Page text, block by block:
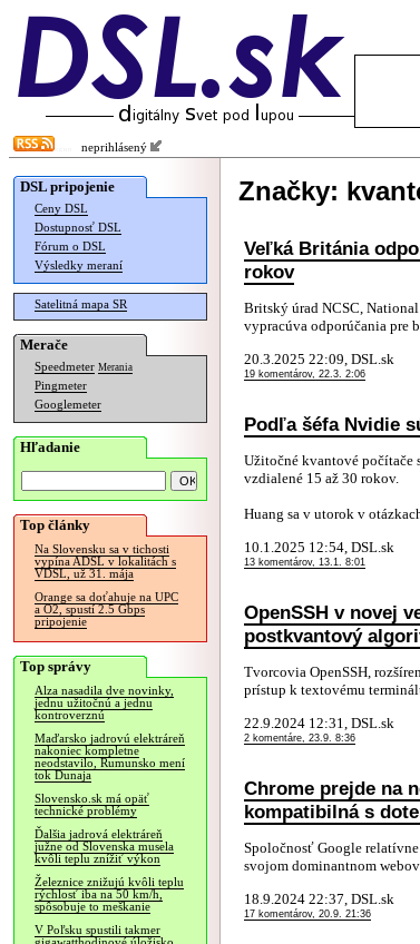
neprihlásený
DSL pripojenie
Ceny DSL
Dostupnosť DSL
Fórum o DSL
Výsledky meraní
Satelitná mapa SR
Merače
Speedmeter Merania
Pingmeter
Googlemeter
Hľadanie
Top články
Na Slovensku sa v tichosti
vypína ADSL v lokalitách s
VDSL, už 31. mája
Orange sa doťahuje na UPC
a O2, spustí 2.5 Gbps
pripojenie
Top správy
Alza nasadila dve novinky,
jednu užitočnú a jednu
kontroverznú
Maďarsko jadrovú elektráreň
nakoniec kompletne
neodstavilo, Rumunsko mení
tok Dunaja
Slovensko.sk má opäť
technické problémy
Ďalšia jadrová elektráreň
južne od Slovenska musela
kvôli teplu znížiť výkon
Železnice znižujú kvôli teplu
rýchlosť iba na 50 km/h,
spôsobuje to meškanie
V Poľsku spustili takmer
Značky:
Veľká Británia
rokov
Britský úrad NCSC,
vypracúva odporúčania pre
20.3.2025 22:09, DSL.sk
19 komentárov, 22.3. 2:06
Podľa šéfa Nvidie
Užitočné kvantové počítače
vzdialené 15 až 30 rokov.
Huang sa v utorok v
10.1.2025 12:54, DSL.sk
13 komentárov, 13.1. 8:01
OpenSSH v novej
postkvantový
Tvorcovia OpenSSH,
prístup k textovému
22.9.2024 12:31, DSL.sk
2 komentáre, 23.9. 8:36
Chrome prejde na
kompatibilná s
Spoločnosť Google
svojom dominantnom
18.9.2024 22:37, DSL.sk
17 komentárov, 20.9. 21:36